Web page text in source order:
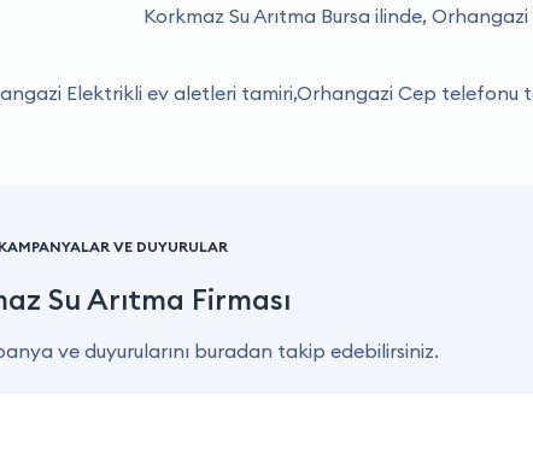
Korkmaz Su Arıtma Bursa ilinde,
Elektrikli ev aletleri tamiri,Orhangazi Cep telefonu
KAMPANYALAR VE DUYURULAR
Su Arıtma Firması
ve duyurularını buradan takip edebilirsiniz.